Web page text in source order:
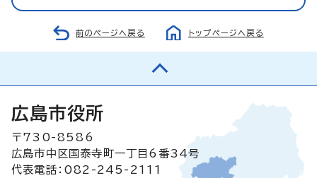
前のページへ戻る トップページへ戻る
広島市役所
〒730-8586
広島市中区国泰寺町一丁目6番34号
代表電話：082-245-2111